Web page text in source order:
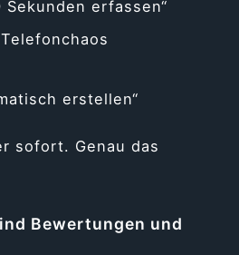
Sekunden erfassen“
erstellen“
sofort. Genau das
Bewertungen und